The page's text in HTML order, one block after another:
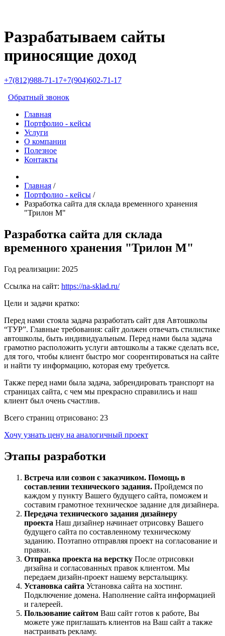
Разрабатываем сайты
приносящие доход
+7(812)988-71-17+7(904)602-71-17
Обратный звонок
Главная
Портфолио - кейсы
Услуги
О компании
Полезное
Контакты
Главная /
Портфолио - кейсы /
Разработка сайта для склада временного хранения
"Трилон М"
Разработка сайта для склада
временного хранения "Трилон М"
Год реализации: 2025
Ссылка на сайт: https://na-sklad.ru/
Цели и задачи кратко:
Перед нами стояла задача разработать сайт для Автошколы
“ТУР”. Главные требования: сайт должен отвечать стилистике
автошколы, быть индивидуальным. Перед нами была задача
грамотно расположить услуги автошколы а также сделать все,
для того, чтобы клиент быстро мог соорентироваться на сайте
и найти ту информацию, которая ему требуется.
Также перед нами была задача, забрендировать транспорт на
страницах сайта, с чем мы прекрасно справились и наш
клиент был очень счастлив.
Всего страниц отрисовано: 23
Хочу узнать цену на аналогичный проект
Этапы разработки
Встреча или созвон с заказчиком. Помощь в
составлении технического задания. Пройдемся по
каждом у пункту Вашего будущего сайта, поможем и
составим грамотное техническое задание для дизайнера.
Передача технического задания дизайнеру
проекта Наш дизайнер начинает отрисовку Вашего
будущего сайта по составленному техническому
заданию. Поэтапно отправляя проект на согласование и
правки.
Отправка проекта на верстку После отрисовки
дизайна и согласованных правок клиентом. Мы
передаем дизайн-проект нашему верстальщику.
Установка сайта Установка сайта на хостинг.
Подключение домена. Наполнение сайта информацией
и галереей.
Пользование сайтом Ваш сайт готов к работе, Вы
можете уже приглашать клиентов на Ваш сайт а также
настраивать рекламу.